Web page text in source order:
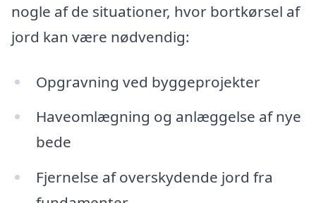
nogle af de situationer, hvor bortkørsel af
jord kan være nødvendig:
Opgravning ved byggeprojekter
Haveomlægning og anlæggelse af nye
bede
Fjernelse af overskydende jord fra